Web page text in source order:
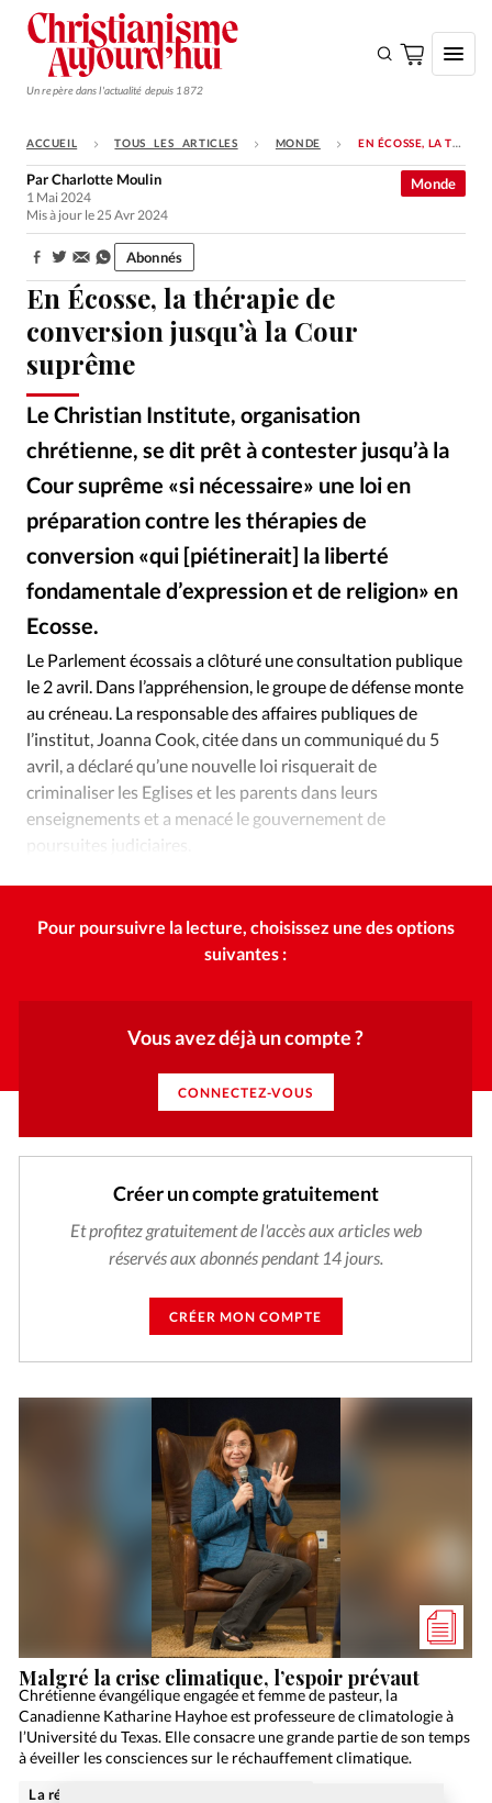
Un repère dans l'actualité depuis 1872
S'ABONNER
Monde
Opinions
Tous les articles
Faire un don
Emploi
Se connecter
Édition: Internationale
Devise:CHF
Tous les articles
Actualité chrétienne
Actualité internationale
Dossier
Eglises Foi Génération réveil
Monde
Opinions
Publireportage
Relations Aujourd'hui
Société
Tour du monde des Eglises
Trait d'Ixène
Vécu
Vie Intérieure
ACCUEIL TOUS LES ARTICLES MONDE EN ÉCOSSE, LA THÉRAPIE DE CONVERSION JUSQU’À LA COUR SUPRÊME
En Écosse, la thérapie de
conversion jusqu’à la Cour
suprême
Le Christian Institute, organisation
chrétienne, se dit prêt à contester jusqu’à la
Cour suprême «si nécessaire» une loi en
préparation contre les thérapies de
conversion «qui [piétinerait] la liberté
fondamentale d’expression et de religion» en
Ecosse.
Monde
ParCharlotte Moulin
1 Mai 2024
Mis à jour le 25 Avr 2024
Partager: Abonnés
Le Parlement écossais a clôturé une consultation publique
le 2 avril. Dans l’appréhension, le groupe de défense monte
au créneau. La responsable des affaires publiques de
l’institut, Joanna Cook, citée dans un communiqué du 5
avril, a déclaré qu’une nouvelle loi risquerait de
criminaliser les Eglises et les parents dans leurs
enseignements et a menacé le gouvernement de
poursuites judiciaires.
Pour poursuivre la lecture, choisissez une des options
suivantes :
Vous avez déjà un compte ?
CONNECTEZ-VOUS
Créer un compte gratuitement
Et profitez gratuitement de l'accès aux articles web
réservés aux abonnés pendant 14 jours.
CRÉER MON COMPTE
Malgré la crise climatique, l’espoir prévaut
Chrétienne évangélique engagée et femme de pasteur, la
Canadienne Katharine Hayhoe est professeure de climatologie à
l’Université du Texas. Elle consacre une grande partie de son temps
à éveiller les consciences sur le réchauffement climatique.
La rédaction de Christianisme Aujourd'hui